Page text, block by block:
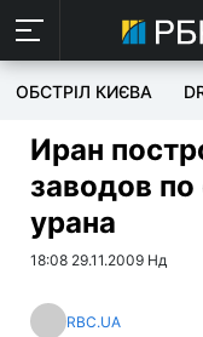
ОБСТРІЛ КИЄВА
Иран
заводов
урана
18:08 29.11.2009 Нд
RBC.UA